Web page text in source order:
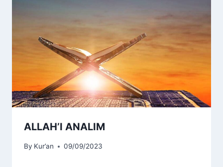
ALLAH’I ANALIM
By Kur’an 09/09/2023